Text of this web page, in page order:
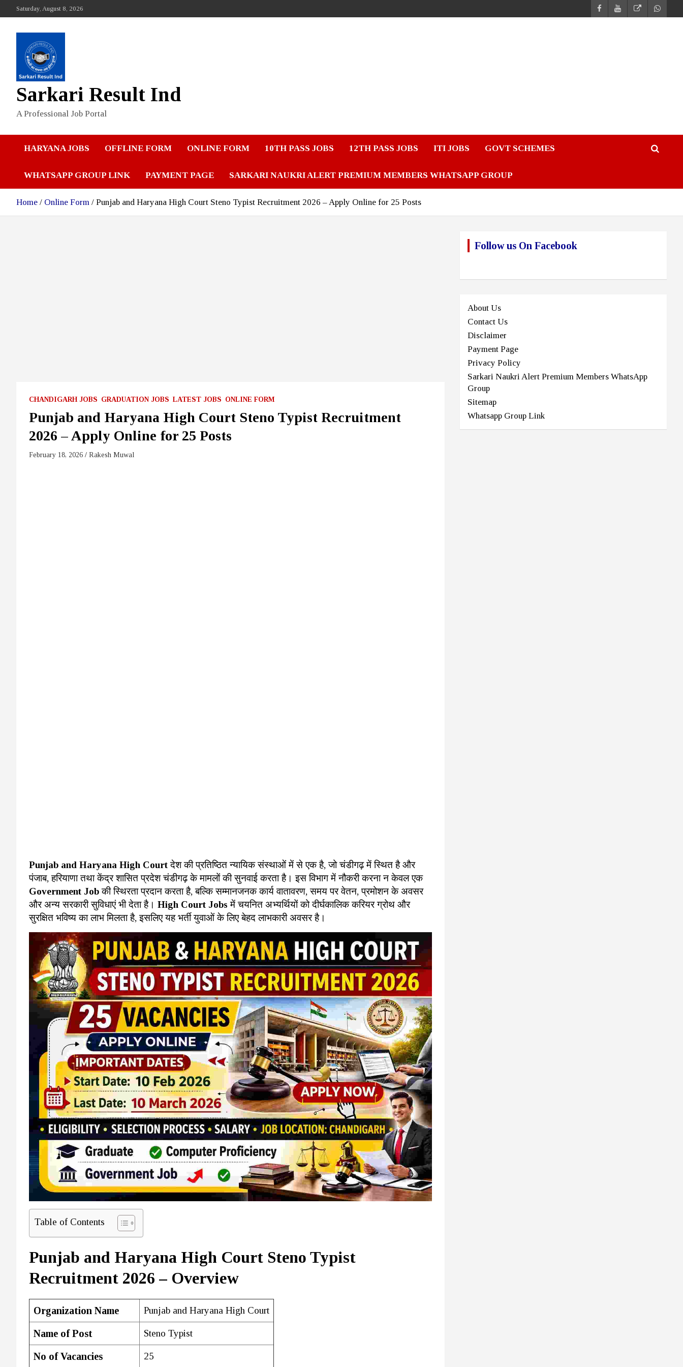
to
Saturday, August 8, 2026
Sarkari Result Ind
A Professional Job Portal
HARYANA JOBS OFFLINE FORM ONLINE FORM 10TH PASS JOBS 12TH PASS JOBS ITI JOBS GOVT SCHEMES
WHATSAPP GROUP LINK PAYMENT PAGE SARKARI NAUKRI ALERT PREMIUM MEMBERS WHATSAPP GROUP
Home Online Form Punjab and Haryana High Court Steno Typist Recruitment 2026 – Apply Online for 25 Posts
CHANDIGARH JOBS GRADUATION JOBS LATEST JOBS ONLINE FORM
Punjab and Haryana High Court Steno Typist Recruitment
2026 – Apply Online for 25 Posts
February 18, 2026 Rakesh Muwal
Punjab and Haryana High Courtदेश की प्रतिष्ठित न्यायिक संस्थाओं में से एक है, जो चंडीगढ़ में स्थित है और
पंजाब, हरियाणा तथा केंद्र शासित प्रदेश चंडीगढ़ के मामलों की सुनवाई करता है। इस विभाग में नौकरी करना न केवल एक
Government Jobकी स्थिरता प्रदान करता है, बल्कि सम्मानजनक कार्य वातावरण, समय पर वेतन, प्रमोशन के अवसर
और अन्य सरकारी सुविधाएं भी देता है। High Court Jobs में चयनित अभ्यर्थियों को दीर्घकालिक करियर ग्रोथ और
सुरक्षित भविष्य का लाभ मिलता है, इसलिए यह भर्ती युवाओं के लिए बेहद लाभकारी अवसर है।
Table of Contents
Punjab and Haryana High Court Steno Typist
Recruitment 2026 – Overview
Organization Name Punjab and Haryana High Court
Name of Post Steno Typist
No of Vacancies 25
Follow us On Facebook
About Us
Contact Us
Disclaimer
Payment Page
Privacy Policy
Sarkari Naukri Alert Premium Members WhatsApp
Group
Sitemap
Whatsapp Group Link